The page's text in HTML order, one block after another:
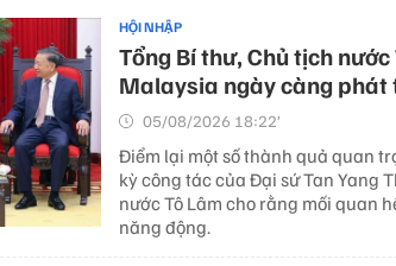
HỘI NHẬP
Tổng Bí thư, Chủ tịch
Malaysia ngày càng phát
05/08/2026 18:22’
Điểm lại một số thành quả quan
kỳ công tác của Đại sứ Tan Yang
nước Tô Lâm cho rằng mối quan
năng động.